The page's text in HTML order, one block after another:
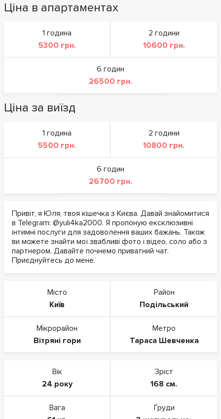
Ціна в апартаментах
1 година
5300 грн.
2 години
10600 грн.
6 годин
26500 грн.
Ціна за виїзд
1 година
5500 грн.
2 години
10800 грн.
6 годин
26700 грн.
Привіт, я Юля, твоя кішечка з Києва. Давай знайомитися
в Telegram: @yuli4ka2000. Я пропоную ексклюзивні
інтимні послуги для задоволення ваших бажань. Також
ви можете знайти мої звабливі фото і відео, соло або з
партнером. Давайте почнемо приватний чат.
Приєднуйтесь до мене.
Місто
Київ
Район
Подільський
Мікрорайон
Вітряні гори
Метро
Тараса Шевченка
Вік
24 року
Зріст
168 см.
Вага
Груди